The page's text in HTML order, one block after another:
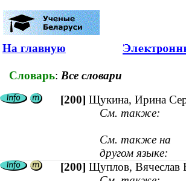
На главную
Словарь: Все словари
[200] Щукина, Ирина
См. также:
См. также на
другом языке:
[200] Щуплов, Вячеслав